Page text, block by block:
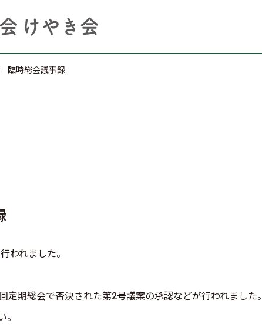
臨時総会議事録
われました。
定期総会で否決された第2号議案の承認などが行われました。